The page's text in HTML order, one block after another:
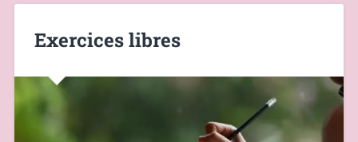
Exercices libres